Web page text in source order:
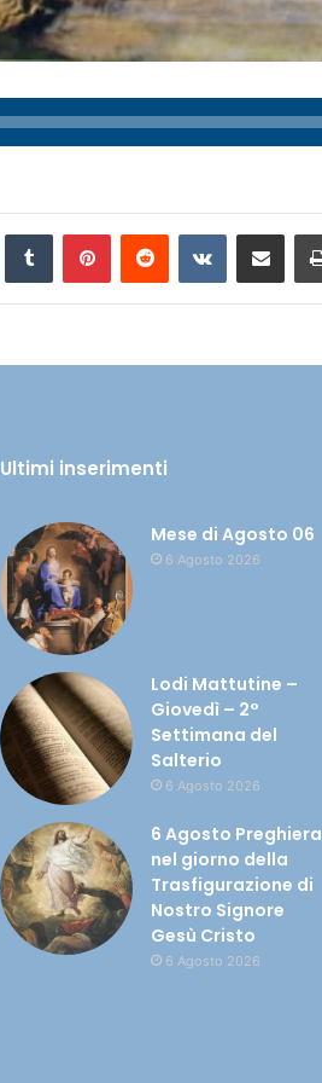
Ultimi inserimenti
Mese di Agosto 06
6 Agosto 2026
Lodi Mattutine –
Giovedì – 2°
Settimana del
Salterio
6 Agosto 2026
6 Agosto Preghiera
nel giorno della
Trasfigurazione di
Nostro Signore
Gesù Cristo
6 Agosto 2026